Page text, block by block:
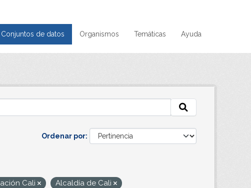
Conjuntos de datos Organismos Temáticas Ayuda
Ordenar por
Cali
Alcaldía de Cali